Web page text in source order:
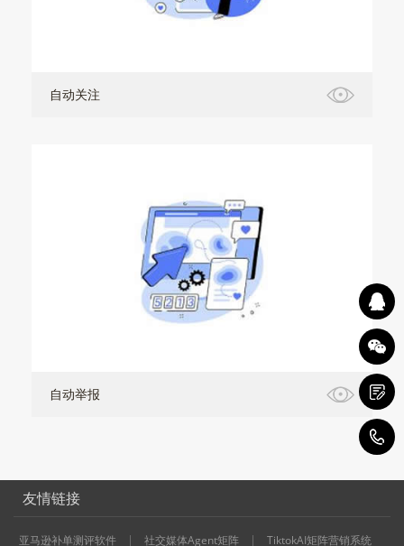
自动关注
自动举报
友情链接
亚马逊补单测评软件 社交媒体Agent矩阵
TiktokAI矩阵营销系统